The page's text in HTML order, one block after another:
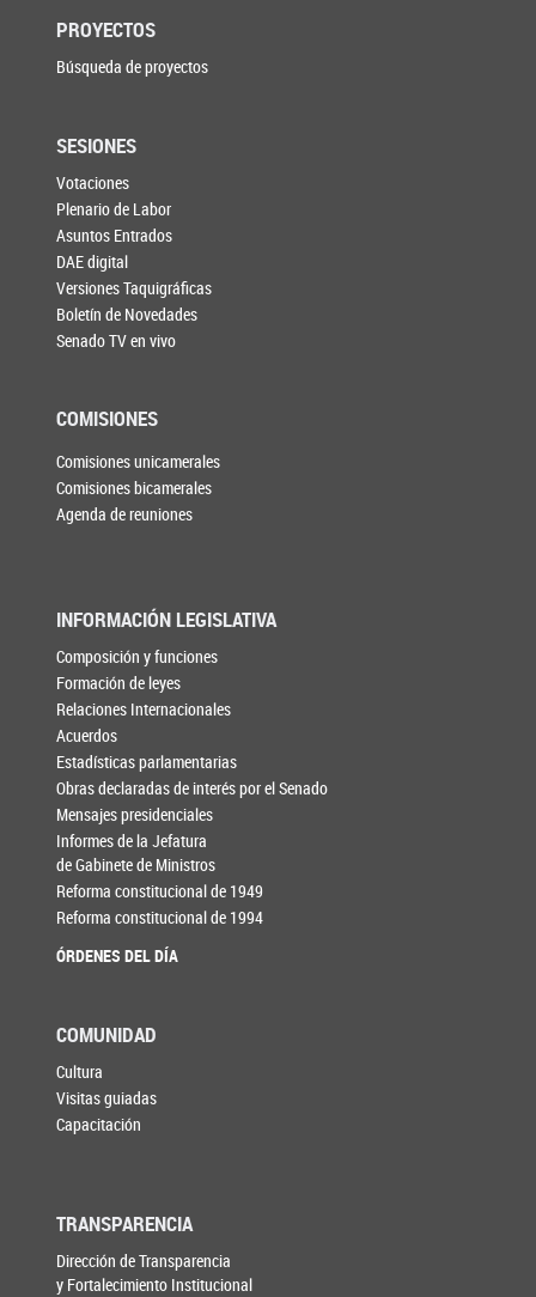
PROYECTOS
Búsqueda de proyectos
SESIONES
Votaciones
Plenario de Labor
Asuntos Entrados
DAE digital
Versiones Taquigráficas
Boletín de Novedades
Senado TV en vivo
COMISIONES
Comisiones unicamerales
Comisiones bicamerales
Agenda de reuniones
INFORMACIÓN LEGISLATIVA
Composición y funciones
Formación de leyes
Relaciones Internacionales
Acuerdos
Estadísticas parlamentarias
Obras declaradas de interés por el Senado
Mensajes presidenciales
Informes de la Jefatura
de Gabinete de Ministros
Reforma constitucional de 1949
Reforma constitucional de 1994
ÓRDENES DEL DÍA
COMUNIDAD
Cultura
Visitas guiadas
Capacitación
TRANSPARENCIA
Dirección de Transparencia
y Fortalecimiento Institucional